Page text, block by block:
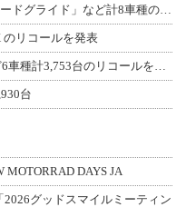
のリコールを発表
台
MOTORRAD DAYS JA
グッドスマイルミーティン